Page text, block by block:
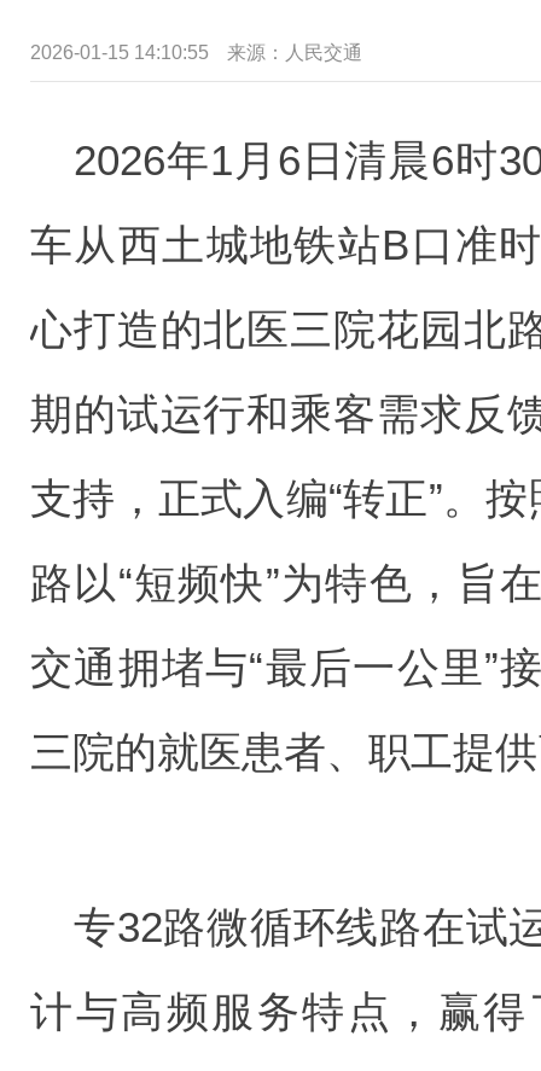
2026-01-15 14:10:55 来源： 人民交通
2026年1月6日清晨6时
车从西土城地铁站B口准
心打造的北医三院花园北
期的试运行和乘客需求反
支持，正式入编“转正”。
路以“短频快”为特色，旨
交通拥堵与“最后一公里”
三院的就医患者、职工提
专32路微循环线路在试
计与高频服务特点，赢